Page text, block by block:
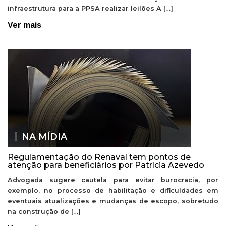
infraestrutura para a PPSA realizar leilões A […]
Ver mais
NA MÍDIA
Regulamentação do Renaval tem pontos de
atenção para beneficiários por Patrícia Azevedo
Advogada sugere cautela para evitar burocracia, por
exemplo, no processo de habilitação e dificuldades em
eventuais atualizações e mudanças de escopo, sobretudo
na construção de […]